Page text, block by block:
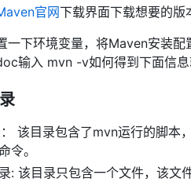
官网下载界面下载想要的版
一下环境变量，将Maven安装
输入 mvn -v如何得到下面信
该目录包含了mvn运行的脚本
令。
: 该目录只包含一个文件，该